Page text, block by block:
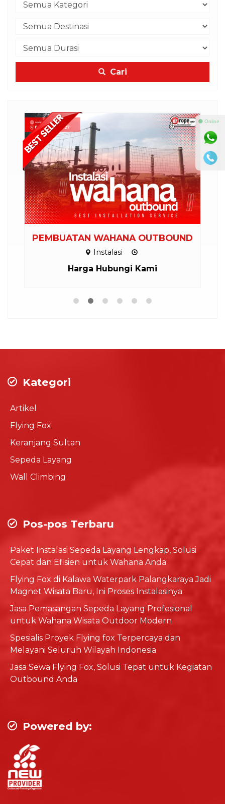
Cari
PEMBUATAN WAHANA OUTBOUND
Instalasi
Harga Hubungi Kami
Kategori
Artikel
Flying Fox
Keranjang Sultan
Sepeda Layang
Wall Climbing
Pos-pos Terbaru
Paket Instalasi Sepeda Layang Lengkap, Solusi
Cepat dan Efisien untuk Wahana Anda
Flying Fox di Kalawa Waterpark Palangkaraya Jadi
Magnet Wisata Baru, Ini Proses Instalasinya
Jasa Pemasangan Sepeda Layang Profesional
untuk Wahana Wisata Outdoor Modern
Spesialis Proyek Flying fox Terpercaya dan
Melayani Seluruh Wilayah Indonesia
Jasa Sewa Flying Fox, Solusi Tepat untuk Kegiatan
Outbound Anda
Powered by:
⚫ Online